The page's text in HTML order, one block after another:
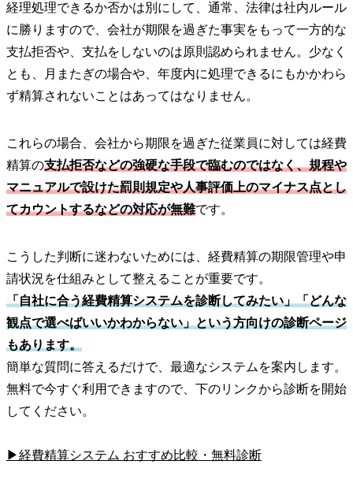
経理処理できるか否かは別にして、通常、法律は社内ルール
に勝りますので、会社が期限を過ぎた事実をもって一方的な
支払拒否や、支払をしないのは原則認められません。少なく
とも、月またぎの場合や、年度内に処理できるにもかかわら
ず精算されないことはあってはなりません。
これらの場合、会社から期限を過ぎた従業員に対しては経費
精算の支払拒否などの強硬な手段で臨むのではなく、規程や
マニュアルで設けた罰則規定や人事評価上のマイナス点とし
てカウントするなどの対応が無難です。
こうした判断に迷わないためには、経費精算の期限管理や申
請状況を仕組みとして整えることが重要です。
「自社に合う経費精算システムを診断してみたい」「どんな
観点で選べばいいかわからない」という方向けの診断ページ
もあります。
簡単な質問に答えるだけで、最適なシステムを案内します。
無料で今すぐ利用できますので、下のリンクから診断を開始
してください。
▶経費精算システム おすすめ比較・無料診断